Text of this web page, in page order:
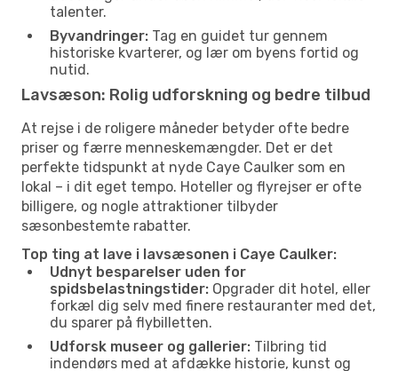
talenter.
Byvandringer: Tag en guidet tur gennem
historiske kvarterer, og lær om byens fortid og
nutid.
Lavsæson: Rolig udforskning og bedre tilbud
At rejse i de roligere måneder betyder ofte bedre
priser og færre menneskemængder. Det er det
perfekte tidspunkt at nyde Caye Caulker som en
lokal – i dit eget tempo. Hoteller og flyrejser er ofte
billigere, og nogle attraktioner tilbyder
sæsonbestemte rabatter.
Top ting at lave i lavsæsonen i Caye Caulker:
Udnyt besparelser uden for
spidsbelastningstider: Opgrader dit hotel, eller
forkæl dig selv med finere restauranter med det,
du sparer på flybilletten.
Udforsk museer og gallerier: Tilbring tid
indendørs med at afdække historie, kunst og